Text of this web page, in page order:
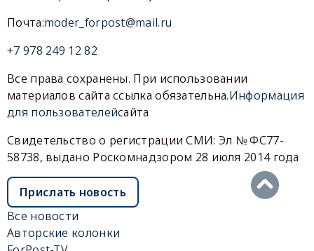
Почта:moder_forpost@mail.ru
+7 978 249 12 82
Все права сохранены. При использовании
материалов сайта ссылка обязательна.Информация
для пользователейсайта
Свидетельство о регистрации СМИ: Эл № ФС77-
58738, выдано Роскомнадзором 28 июля 2014 года
Прислать новость
Все новости
Авторские колонки